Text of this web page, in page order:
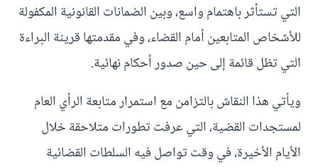
التي تستأثر باهتمام واسع، وبين الضمانات القانونية المكفولة
للأشخاص المتابعين أمام القضاء، وفي مقدمتها قرينة البراءة
التي تظل قائمة إلى حين صدور أحكام نهائية.
ويأتي هذا النقاش بالتزامن مع استمرار متابعة الرأي العام
لمستجدات القضية، التي عرفت تطورات متلاحقة خلال
الأيام الأخيرة، في وقت تواصل فيه السلطات القضائية